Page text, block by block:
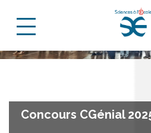
Concours CGénial